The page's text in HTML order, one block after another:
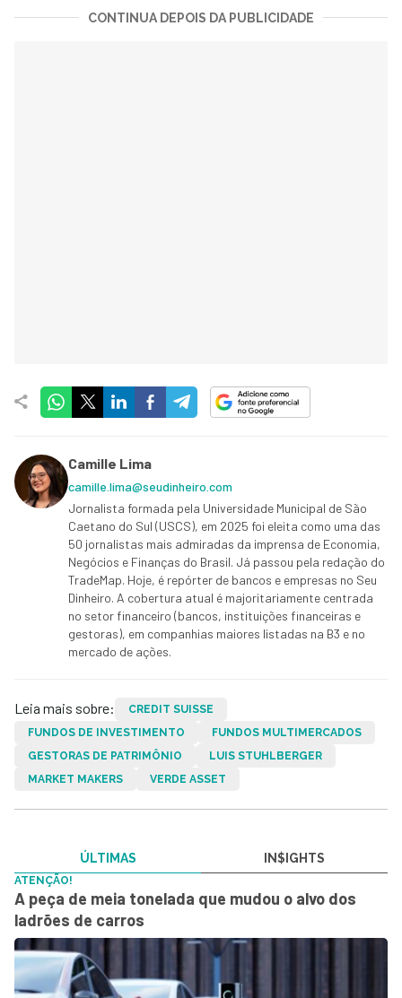
CONTINUA DEPOIS DA PUBLICIDADE
Camille Lima
camille.lima@seudinheiro.com
Jornalista formada pela Universidade Municipal de São
Caetano do Sul (USCS), em 2025 foi eleita como uma das
50 jornalistas mais admiradas da imprensa de Economia,
Negócios e Finanças do Brasil. Já passou pela redação do
TradeMap. Hoje, é repórter de bancos e empresas no Seu
Dinheiro. A cobertura atual é majoritariamente centrada
no setor financeiro (bancos, instituições financeiras e
gestoras), em companhias maiores listadas na B3 e no
mercado de ações.
Leia mais sobre:
CREDIT SUISSE
FUNDOS DE INVESTIMENTO
FUNDOS MULTIMERCADOS
GESTORAS DE PATRIMÔNIO
LUIS STUHLBERGER
MARKET MAKERS
VERDE ASSET
ÚLTIMAS IN$IGHTS
ATENÇÃO!
A peça de meia tonelada que mudou o alvo dos
ladrões de carros